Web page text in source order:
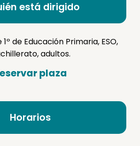
está dirigido
de Educación Primaria, ESO,
adultos.
plaza
Horarios